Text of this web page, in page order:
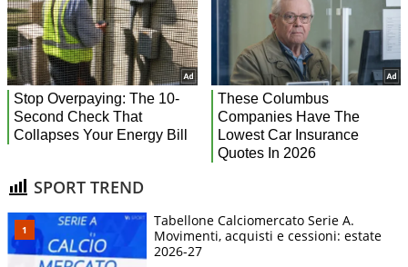
SPORT TREND
Tabellone Calciomercato Serie A.
Movimenti, acquisti e cessioni: estate
2026-27